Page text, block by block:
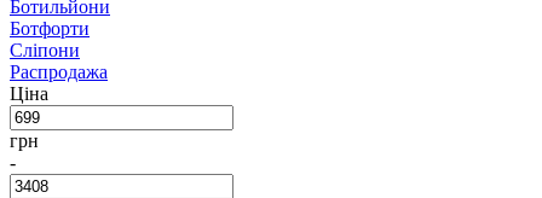
Ботильйони
Ботфорти
Сліпони
Распродажа
Ціна
грн
-